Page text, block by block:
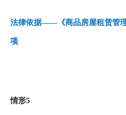
法律依据——《商品房屋租赁管理
项
情形5